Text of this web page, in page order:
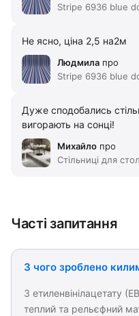
Stripe 6936 blue
Не ясно, ціна 2,5 на2м
Людмила про
Stripe 6936 blue
Дуже сподобались
вигорають на сонці!
Михайло про
Стільниці для
Часті запитання
З чого зроблено
З етиленвінілацетату
теплий та рельєфний